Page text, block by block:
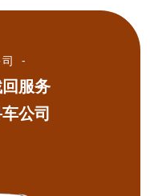
服务
公司